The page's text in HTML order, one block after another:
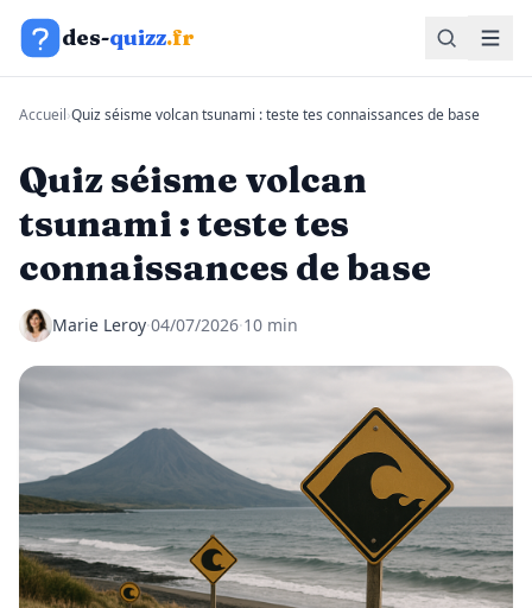
Aller au contenu
des-quizz.fr
Accueil›Quiz séisme volcan tsunami : teste tes connaissances de base
Quiz séisme volcan
tsunami : teste tes
connaissances de base
Marie Leroy·04/07/2026·10 min